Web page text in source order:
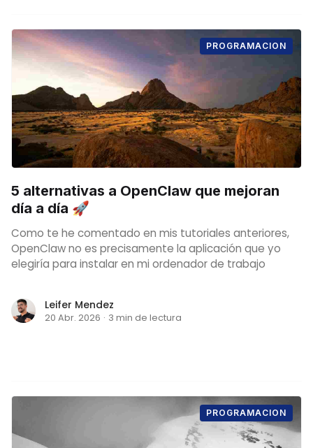
PROGRAMACION
5 alternativas a OpenClaw que mejoran
día a día 🚀
Como te he comentado en mis tutoriales anteriores,
OpenClaw no es precisamente la aplicación que yo
elegiría para instalar en mi ordenador de trabajo
Leifer Mendez
20 Abr. 2026 · 3 min de lectura
PROGRAMACION